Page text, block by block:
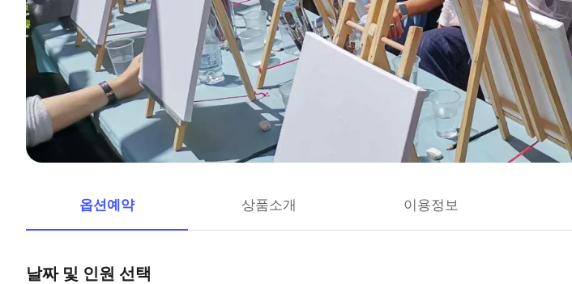
옵션예약 상품소개 이용정보
날짜 및 인원 선택